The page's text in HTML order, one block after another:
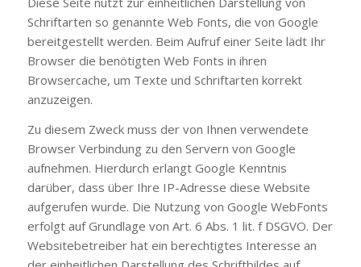
Schriftarten so genannte Web Fonts, die von Google
bereitgestellt werden. Beim Aufruf einer Seite lädt Ihr
Browser die benötigten Web Fonts in ihren
Browsercache, um Texte und Schriftarten korrekt
anzuzeigen.
Zu diesem Zweck muss der von Ihnen verwendete
Browser Verbindung zu den Servern von Google
aufnehmen. Hierdurch erlangt Google Kenntnis
darüber, dass über Ihre IP-Adresse diese Website
aufgerufen wurde. Die Nutzung von Google WebFonts
erfolgt auf Grundlage von Art. 6 Abs. 1 lit. f DSGVO. Der
Websitebetreiber hat ein berechtigtes Interesse an